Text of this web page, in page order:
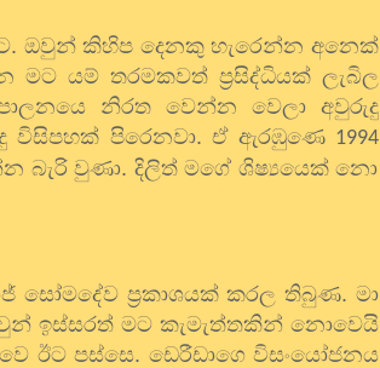
ඔවුන් කිහිප දෙනකු හැරෙන්න අනෙක්
මට යම් තරමකවත් ප්‍රසිද්ධියක් ලැබිල
නිරත වෙන්න වෙලා අවුරුදු
විසිපහක් පිරෙනවා. ඒ ඇරඹුණෙ 1994
බැරි වුණා. දිලිත් මගේ ශිෂ්‍යයෙක් නො
සෝමදේව ප්‍රකාශයක් කරල තිබුණ. මා
ඉස්සරත් මට කැමැත්තකින් නොවෙයි
ඊට පස්සෙ. ඩෙරීඩාගෙ විසංයෝජනය